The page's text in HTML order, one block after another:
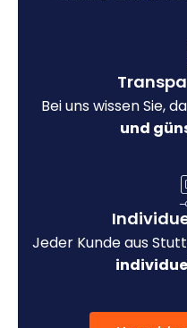
Bei uns wissen Sie,
und
Jeder Kunde aus